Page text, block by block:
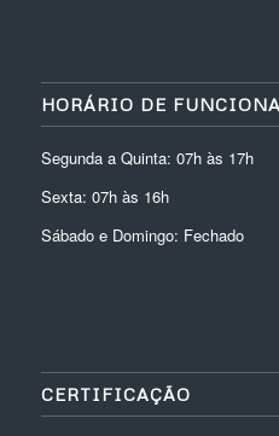
HORÁRIO DE
Segunda a Quinta: 07h às 17h
Sexta: 07h às 16h
Sábado e Domingo: Fechado
CERTIFICAÇÃO